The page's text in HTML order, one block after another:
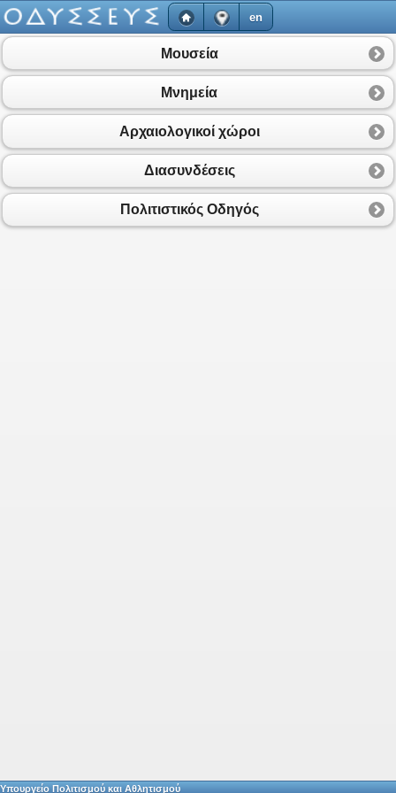
en
Μουσεία
Μνημεία
Αρχαιολογικοί χώροι
Διασυνδέσεις
Πολιτιστικός Οδηγός
Υπουργείο Πολιτισμού και Αθλητισμού